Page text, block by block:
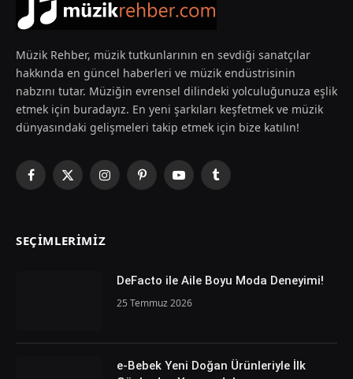
Müzik Rehber, müzik tutkunlarının en sevdiği sanatçılar
hakkında en güncel haberleri ve müzik endüstrisinin
nabzını tutar. Müziğin evrensel dilindeki yolculuğunuza eşlik
etmek için buradayız. En yeni şarkıları keşfetmek ve müzik
dünyasındaki gelişmeleri takip etmek için bize katılın!
Facebook
X
InstagramPinterestYouTubeTumblr
SEÇIMLERIMIZ
DeFacto ile Aile Boyu Moda Deneyimi!
25 Temmuz 2026
e-Bebek Yeni Doğan Ürünleriyle İlk